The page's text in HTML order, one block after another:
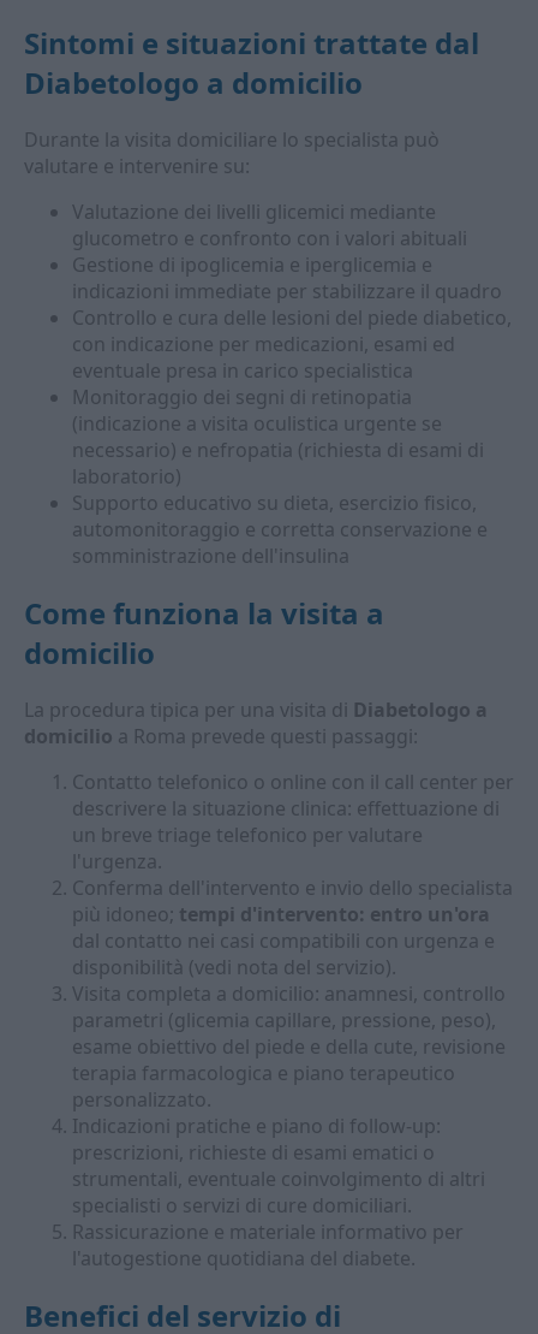
Sintomi e situazioni trattate dal
Diabetologo a domicilio
Durante la visita domiciliare lo specialista può
valutare e intervenire su:
Valutazione dei livelli glicemici mediante
glucometro e confronto con i valori abituali
Gestione di ipoglicemia e iperglicemia e
indicazioni immediate per stabilizzare il quadro
Controllo e cura delle lesioni del piede diabetico,
con indicazione per medicazioni, esami ed
eventuale presa in carico specialistica
Monitoraggio dei segni di retinopatia
(indicazione a visita oculistica urgente se
necessario) e nefropatia (richiesta di esami di
laboratorio)
Supporto educativo su dieta, esercizio fisico,
automonitoraggio e corretta conservazione e
somministrazione dell'insulina
Come funziona la visita a
domicilio
La procedura tipica per una visita di Diabetologo a
domicilio a Roma prevede questi passaggi:
Contatto telefonico o online con il call center per
descrivere la situazione clinica: effettuazione di
un breve triage telefonico per valutare
l'urgenza.
Conferma dell'intervento e invio dello specialista
più idoneo; tempi d'intervento: entro un'ora
dal contatto nei casi compatibili con urgenza e
disponibilità (vedi nota del servizio).
Visita completa a domicilio: anamnesi, controllo
parametri (glicemia capillare, pressione, peso),
esame obiettivo del piede e della cute, revisione
terapia farmacologica e piano terapeutico
personalizzato.
Indicazioni pratiche e piano di follow-up:
prescrizioni, richieste di esami ematici o
strumentali, eventuale coinvolgimento di altri
specialisti o servizi di cure domiciliari.
Rassicurazione e materiale informativo per
l'autogestione quotidiana del diabete.
Benefici del servizio di